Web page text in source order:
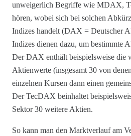
unweigerlich Begriffe wie MDAX,
hören, wobei sich bei solchen
Indizes handelt (DAX = Deutscher
Indizes dienen dazu, um bestimmte
Der DAX enthält beispielsweise die
Aktienwerte (insgesamt 30 von
einzelnen Kursen dann einen
Der TecDAX beinhaltet
Sektor 30 weitere Aktien.
So kann man den Marktverlauf am